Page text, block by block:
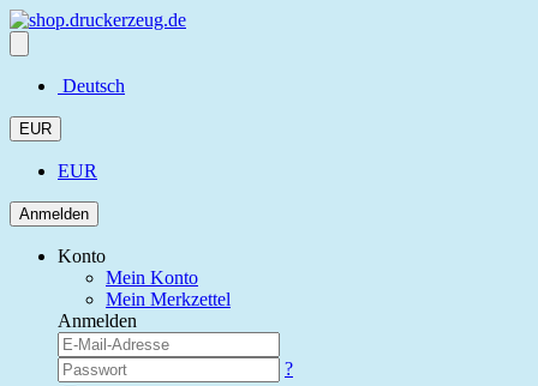
Deutsch
EUR
EUR
Anmelden
Konto
Mein Konto
Mein Merkzettel
Anmelden
?